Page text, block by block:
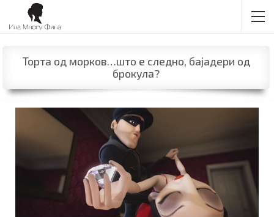
Торта од морков…што е следно, бајадери од
брокула?